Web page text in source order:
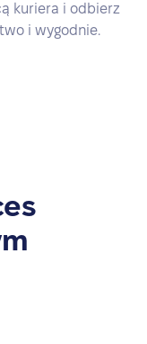
kuriera i odbierz
i wygodnie.